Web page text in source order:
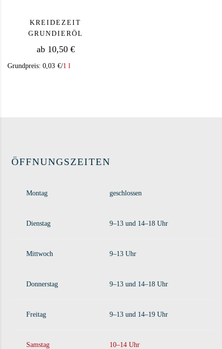
KREIDEZEIT
GRUNDIERÖL
ab 10,50 €
Grundpreis: 0,03 €/1 l
ÖFFNUNGSZEITEN
Montag geschlossen
Dienstag 9–13 und 14–18 Uhr
Mittwoch 9–13 Uhr
Donnerstag 9–13 und 14–18 Uhr
Freitag 9–13 und 14–19 Uhr
Samstag 10–14 Uhr